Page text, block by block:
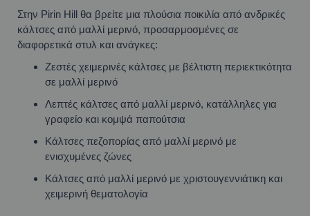
Στην Pirin Hill θα βρείτε μια πλούσια ποικιλία από ανδρικές
κάλτσες από μαλλί μερινό, προσαρμοσμένες σε
διαφορετικά στυλ και ανάγκες:
Ζεστές χειμερινές κάλτσες με βέλτιστη περιεκτικότητα
σε μαλλί μερινό
Λεπτές κάλτσες από μαλλί μερινό, κατάλληλες για
γραφείο και κομψά παπούτσια
Κάλτσες πεζοπορίας από μαλλί μερινό με
ενισχυμένες ζώνες
Κάλτσες από μαλλί μερινό με χριστουγεννιάτικη και
χειμερινή θεματολογία